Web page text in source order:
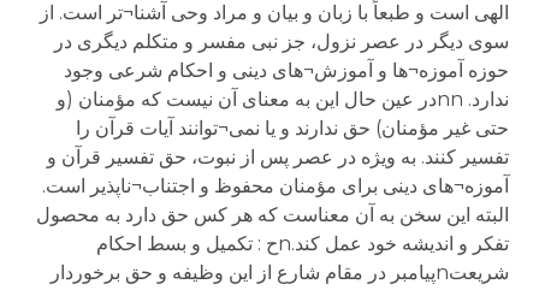
الهی است و طبعاً با زبان و بیان و مراد وحی آشنا¬تر است. از
سوی دیگر در عصر نزول، جز نبی مفسر و متکلم دیگری در
حوزه آموزه¬ها و آموزش¬های دینی و احکام شرعی وجود
ندارد. nnدر عین حال این به معنای آن نیست که مؤمنان (و
حتی غیر مؤمنان) حق ندارند و یا نمی¬توانند آیات قرآن را
تفسیر کنند. به ویژه در عصر پس از نبوت، حق تفسیر قرآن و
آموزه¬های دینی برای مؤمنان محفوظ و اجتناب¬ناپذیر است.
البته این سخن به آن معناست که هر کس حق دارد به محصول
تفکر و اندیشه خود عمل کند.nح : تکمیل و بسط احکام
شریعتnپیامبر در مقام شارع از این وظیفه و حق برخوردار